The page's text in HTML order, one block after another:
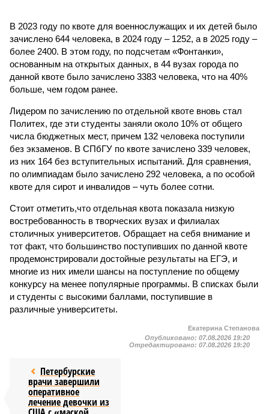
В 2023 году по квоте для военнослужащих и их детей было
зачислено 644 человека, в 2024 году – 1252, а в 2025 году –
более 2400. В этом году, по подсчетам «Фонтанки»,
основанным на открытых данных, в 44 вузах города по
данной квоте было зачислено 3383 человека, что на 40%
больше, чем годом ранее.
Лидером по зачислению по отдельной квоте вновь стал
Политех, где эти студенты заняли около 10% от общего
числа бюджетных мест, причем 132 человека поступили
без экзаменов. В СПбГУ по квоте зачислено 339 человек,
из них 164 без вступительных испытаний. Для сравнения,
по олимпиадам было зачислено 292 человека, а по особой
квоте для сирот и инвалидов – чуть более сотни.
Стоит отметить,что отдельная квота показала низкую
востребованность в творческих вузах и филиалах
столичных университетов. Обращает на себя внимание и
тот факт, что большинство поступивших по данной квоте
продемонстрировали достойные результаты на ЕГЭ, и
многие из них имели шансы на поступление по общему
конкурсу на менее популярные программы. В списках были
и студенты с высокими баллами, поступившие в
различные университеты.
Екатерина Степанова
Опубликовано: 07.08.2026 19:20
Отредактировано: 07.08.2026 19:20
Петербурские
врачи завершили
оперативное
лечение девочки из